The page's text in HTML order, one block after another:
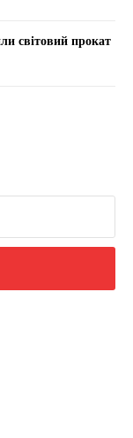
світовий прокат